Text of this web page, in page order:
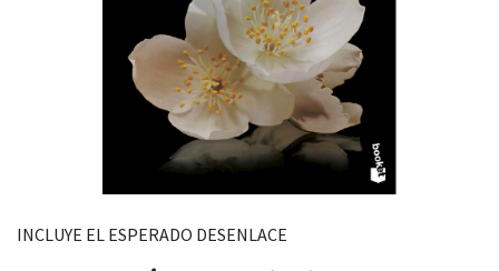
INCLUYE EL ESPERADO DESENLACE